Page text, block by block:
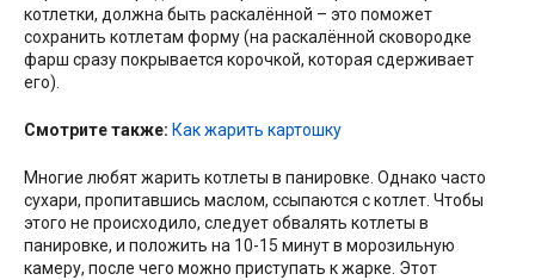
котлетки, должна быть раскалённой – это поможет
сохранить котлетам форму (на раскалённой сковородке
фарш сразу покрывается корочкой, которая сдерживает
его).
Смотрите также: Как жарить картошку
Многие любят жарить котлеты в панировке. Однако часто
сухари, пропитавшись маслом, ссыпаются с котлет. Чтобы
этого не происходило, следует обвалять котлеты в
панировке, и положить на 10-15 минут в морозильную
камеру, после чего можно приступать к жарке. Этот